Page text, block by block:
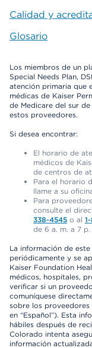
Calidad y
Glosario
Los miembros de un
Special Needs Plan,
atención primaria que
médicas de Kaiser
de Medicare del sur
estos proveedores.
Si desea encontrar:
El horario de
médicos de
de centros de
Para el horario
llame a su
Para
consulte el
338-4545 o al
de 6 a. m. a 7 p.
La información de
periódicamente y se
Kaiser Foundation
médicos, hospitales,
verificar si un
comuníquese
sobre los proveedores
en “Español”). Esta
hábiles después de
Colorado intenta
información